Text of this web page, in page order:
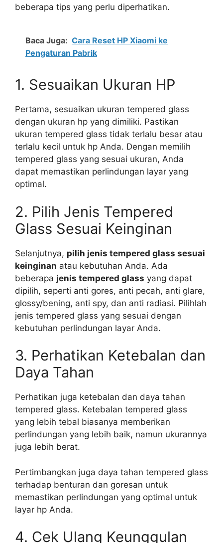
beberapa tips yang perlu diperhatikan.
Baca Juga: Cara Reset HP Xiaomi ke
Pengaturan Pabrik
1. Sesuaikan Ukuran HP
Pertama, sesuaikan ukuran tempered glass
dengan ukuran hp yang dimiliki. Pastikan
ukuran tempered glass tidak terlalu besar atau
terlalu kecil untuk hp Anda. Dengan memilih
tempered glass yang sesuai ukuran, Anda
dapat memastikan perlindungan layar yang
optimal.
2. Pilih Jenis Tempered
Glass Sesuai Keinginan
Selanjutnya, pilih jenis tempered glass sesuai
keinginan atau kebutuhan Anda. Ada
beberapa jenis tempered glass yang dapat
dipilih, seperti anti gores, anti pecah, anti glare,
glossy/bening, anti spy, dan anti radiasi. Pilihlah
jenis tempered glass yang sesuai dengan
kebutuhan perlindungan layar Anda.
3. Perhatikan Ketebalan dan
Daya Tahan
Perhatikan juga ketebalan dan daya tahan
tempered glass. Ketebalan tempered glass
yang lebih tebal biasanya memberikan
perlindungan yang lebih baik, namun ukurannya
juga lebih berat.
Pertimbangkan juga daya tahan tempered glass
terhadap benturan dan goresan untuk
memastikan perlindungan yang optimal untuk
layar hp Anda.
4. Cek Ulang Keunggulan